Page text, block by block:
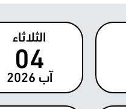
الثلاثاء
04
آب 2026